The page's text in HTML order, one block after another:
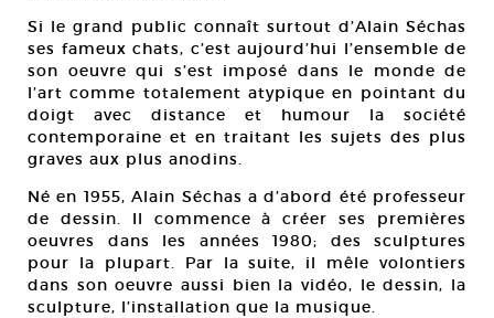
Si le grand public connaît surtout d’Alain Séchas
ses fameux chats, c’est aujourd’hui l’ensemble de
son oeuvre qui s’est imposé dans le monde de
l’art comme totalement atypique en pointant du
doigt avec distance et humour la société
contemporaine et en traitant les sujets des plus
graves aux plus anodins.
Né en 1955, Alain Séchas a d’abord été professeur
de dessin. Il commence à créer ses premières
oeuvres dans les années 1980; des sculptures
pour la plupart. Par la suite, il mêle volontiers
dans son oeuvre aussi bien la vidéo, le dessin, la
sculpture, l’installation que la musique.